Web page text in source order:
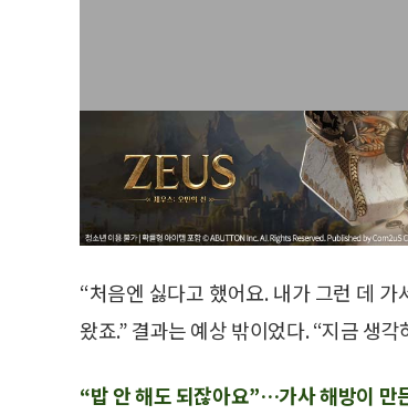
“처음엔 싫다고 했어요. 내가 그런 데
왔죠.” 결과는 예상 밖이었다. “지금 생
“밥 안 해도 되잖아요”…가사 해방이 만